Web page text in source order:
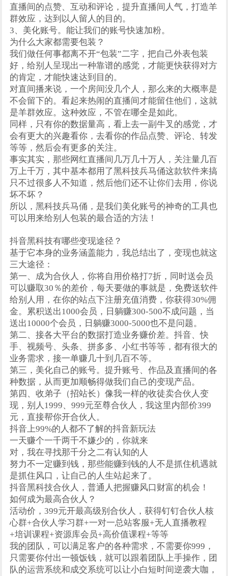
直播间的点赞、互动和评论，提升直播间人气，打造羊
群效应，达到以人留人的目的。
3、美化账号。能让我们的账号快速加粉。
为什么大家都需要包装？
我们做任何事都离不开“包装”二字，把自己外表包装
好，给别人呈现出一种靠谱的感觉，才能更快获得对方
的肯定，才能快速达到目的。
对直间播来说，一个房间没几个人，那么来的大概率是
不会留下的。看起来热闹的直播间才能留住他们，这就
是羊群效应。这种效应，不管在哪全是如此。
同样，只有你的数据量高，看上去一副牛叉的感觉，才
会有更大的兴趣看你，去看你的作品点赞、评论、转发
等等，然后会有更多的关注。
事实其实，那些网红直播间几万几十万人，关注量几百
万上千万，其中基本都用了黑科技兵马俑这款软件来搞
只不过很多人不知道，然后他们还不让你们去用，你说
坏不坏？
所以，黑科技兵马俑，是我们美化账号的神奇的工具也
可以用来给别人包装的最合适的方法！
抖音黑科技有哪些变现途径？
基于它本身的业务涵盖能力，我总结出了，变现也就这
三大途径：
第一、成为合伙人，你将自用价格打7折，同时送会员
可以赚取30％的差价，每天要做的事就是，免费送软件
给别人用，在你的站点下注册充值消费，你获得30%佣
金。累积送出1000会员，日躺赚300-500不成问题，当
送出10000个会员，日躺赚3000-5000也不是问题。
第二、接各大平台的数据打造业务赚价差。抖音、快
手、视频号、头条、拼多多、小红书等等，都有很大的
业务需求，接一单赚几十到几百不等。
第三，美化自己的账号。提升账号、作品及直播间的各
种数据，从而更加顺畅得做我们自己的变现产品。
第四、收弟子（招站长）像我一样的收徒卖合伙人变
现，别人1999、999元至尊合伙人，我这里内部价399
元，直接帮你开合伙人。
抖音上99%的人都不了解的抖音新玩法
一天赚个一千两千不嫌少的，你就来
对，我在寻找那千分之二有认知的人
努力不一定赚到钱，那些能赚到钱的人不是抓住机遇就
是抓住风口，让自己的人生站起来了。
抖音黑科技合伙人，普通人把握赚风口财富的机会！
如何成为最高合伙人？
活动价，399元开最高级别合伙人，获得钉钉合伙人核
心群+合伙人学习群+一对一总站客服+无人直播教程
+培训课程+资源库会员+高价值课程+等等
我的团队，可以满足客户的各种需求，不需要你999，
只需要你付出一顿饭钱，就可以跟着团队上手操作，团
队的运营系统和成交系统可以让小白短时间逆袭大咖，